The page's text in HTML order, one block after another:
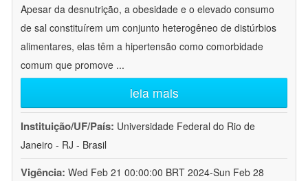
Apesar da desnutrição, a obesidade e o elevado consumo
de sal constituírem um conjunto heterogêneo de distúrbios
alimentares, elas têm a hipertensão como comorbidade
comum que promove ...
leia mais
Instituição/UF/País: Universidade Federal do Rio de
Janeiro - RJ - Brasil
Vigência: Wed Feb 21 00:00:00 BRT 2024-Sun Feb 28